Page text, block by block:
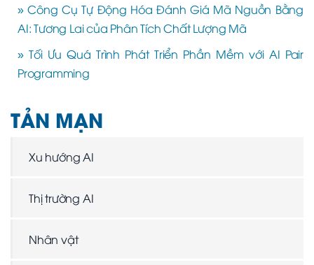
» Công Cụ Tự Động Hóa Đánh Giá Mã Nguồn Bằng
AI: Tương Lai của Phân Tích Chất Lượng Mã
» Tối Ưu Quá Trình Phát Triển Phần Mềm với AI Pair
Programming
TẢN MẠN
Xu hướng AI
Thị trường AI
Nhân vật